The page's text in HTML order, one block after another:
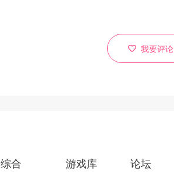
我要评论
综合 游戏库 论坛